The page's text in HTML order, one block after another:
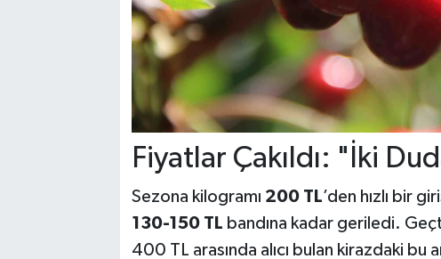
Fiyatlar Çakıldı: "İki
Sezona kilogramı 200 TL’den hızlı bir
130-150 TL bandına kadar geriledi.
400 TL arasında alıcı bulan kirazdaki